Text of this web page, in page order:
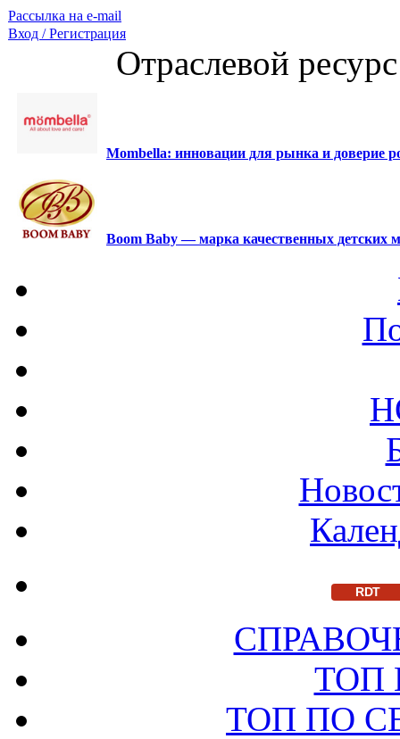
Рассылка на e-mail
Вход / Регистрация
Отраслевой
Mombella: инновации для рынка и доверие
Boom Baby — марка качественных детских
RDT
ТОП
ТОП ПО